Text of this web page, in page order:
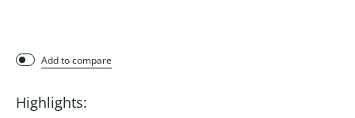
Add to compare
Highlights: